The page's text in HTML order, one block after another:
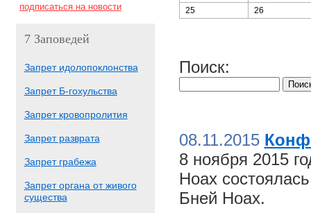
7 Заповедей
Запрет идолопоклонства
Запрет Б-гохульства
Запрет кровопролития
Запрет разврата
Запрет грабежа
Запрет органа от живого
существа
25
26
Поиск:
08.11.2015
8 ноября 2015
Ноах
Бней Ноах.